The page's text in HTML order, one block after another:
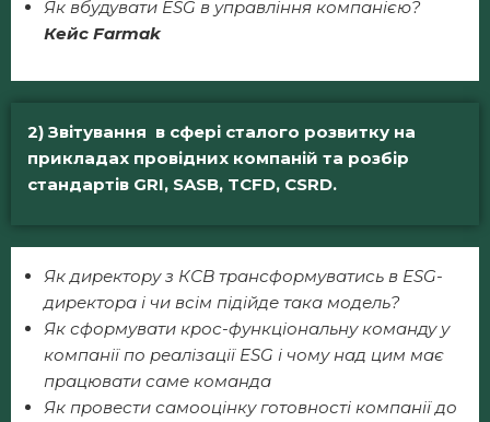
Як вбудувати ESG в управління компанією?
Кейс Farmak
2) Звітування в сфері сталого розвитку на
прикладах провідних компаній та розбір
стандартів GRI, SASB, TCFD, CSRD.
Як директору з КСВ трансформуватись в ESG-
директора і чи всім підійде така модель?
Як сформувати крос-функціональну команду у
компанії по реалізації ESG і чому над цим має
працювати саме команда
Як провести самооцінку готовності компанії до